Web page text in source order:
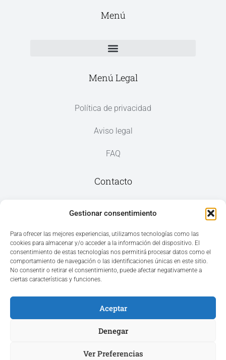
Gestionar consentimiento
Para ofrecer las mejores experiencias, utilizamos tecnologías como las
cookies para almacenar y/o acceder a la información del dispositivo. El
consentimiento de estas tecnologías nos permitirá procesar datos como el
comportamiento de navegación o las identificaciones únicas en este sitio.
No consentir o retirar el consentimiento, puede afectar negativamente a
ciertas características y funciones.
Aceptar
Denegar
Ver Preferencias
Menú
Menú Legal
Política de privacidad
Aviso legal
FAQ
Contacto
Av. del Mar, 59, 03187 Los Montesinos,
+34 965 207 262
hola@azvconsulting.com
Acceso área privada